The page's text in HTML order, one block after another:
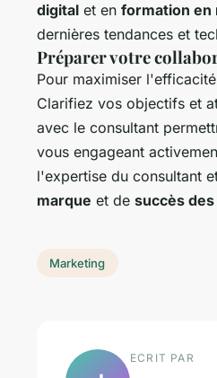
digital et en formation en
dernières tendances et
Préparer votre
Pour maximiser
Clarifiez vos objectifs et
avec le consultant
vous engageant
l'expertise du consultant
marque et de succès
Marketing
ECRIT PAR